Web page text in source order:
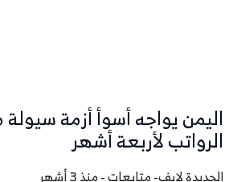
الرواتب لأربعة أشهر
الحديدة لايف- متابعات - منذ 3 أشهر